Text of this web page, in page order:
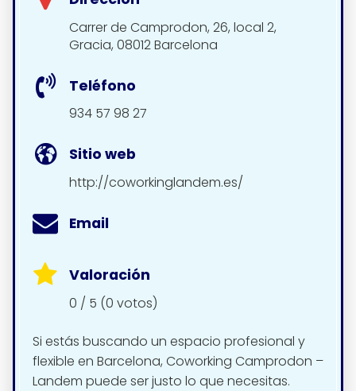
Carrer de Camprodon, 26, local 2,
Gracia, 08012 Barcelona
Teléfono
934 57 98 27
Sitio web
http://coworkinglandem.es/
Email
Valoración
0 / 5 (0 votos)
Si estás buscando un espacio profesional y
flexible en Barcelona, Coworking Camprodon –
Landem puede ser justo lo que necesitas.